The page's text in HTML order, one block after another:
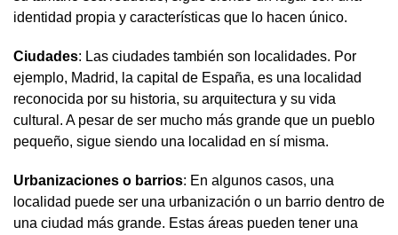
identidad propia y características que lo hacen único.
Ciudades: Las ciudades también son localidades. Por
ejemplo, Madrid, la capital de España, es una localidad
reconocida por su historia, su arquitectura y su vida
cultural. A pesar de ser mucho más grande que un pueblo
pequeño, sigue siendo una localidad en sí misma.
Urbanizaciones o barrios: En algunos casos, una
localidad puede ser una urbanización o un barrio dentro de
una ciudad más grande. Estas áreas pueden tener una